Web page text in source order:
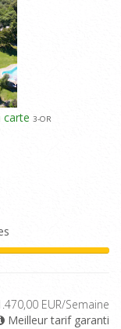
carte 3-OR
EUR/Semaine
Meilleur tarif garanti